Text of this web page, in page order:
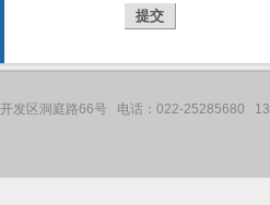
开发区洞庭路66号 电话：022-